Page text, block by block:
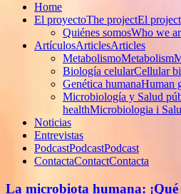
Home
El proyectoThe projectEl
Quiénes somosWho we
ArtículosArticlesArticles
MetabolismoMetabolism
Biología celularCellular
Genética humanaHuman
Microbiología y Salud
healthMicrobiologia i
Noticias
Entrevistas
PodcastPodcastPodcast
ContactaContactContacta
La microbiota humana: ¡Qué